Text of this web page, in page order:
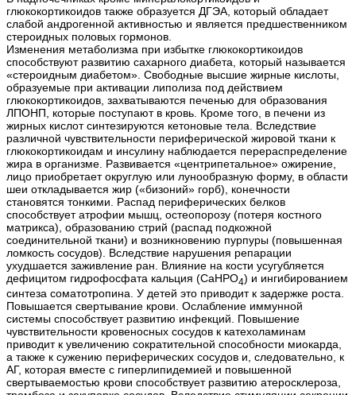
глюкокортикоидов также образуется ДГЭА, который обладает
слабой андрогенной активностью и является предшественником
стероидных половых гормонов.
Изменения метаболизма при избытке глюкокортикоидов
способствуют развитию сахарного диабета, который называется
«стероидным диабетом». Свободные высшие жирные кислоты,
образуемые при активации липолиза под действием
глюкокортикоидов, захватываются печенью для образования
ЛПОНП, которые поступают в кровь. Кроме того, в печени из
жирных кислот синтезируются кетоновые тела. Вследствие
различной чувствительности периферической жировой ткани к
глюкокортикоидам и инсулину наблюдается перераспределение
жира в организме. Развивается «центрипетальное» ожирение,
лицо приобретает округлую или лунообразную форму, в области
шеи откладывается жир («бизоний» горб), конечности
становятся тонкими. Распад периферических белков
способствует атрофии мышц, остеопорозу (потеря костного
матрикса), образованию стрий (распад подкожной
соединительной ткани) и возникновению пурпуры (повышенная
ломкость сосудов). Вследствие нарушения репарации
ухудшается заживление ран. Влияние на кости усугубляется
дефицитом гидрофосфата кальция (CaНPO4) и ингибированием
синтеза соматотропина. У детей это приводит к задержке роста.
Повышается свертывание крови. Ослабление иммунной
системы способствует развитию инфекций. Повышение
чувствительности кровеносных сосудов к катехоламинам
приводит к увеличению сократительной способности миокарда,
а также к сужению периферических сосудов и, следовательно, к
АГ, которая вместе с гиперлипидемией и повышенной
свертываемостью крови способствует развитию атеросклероза,